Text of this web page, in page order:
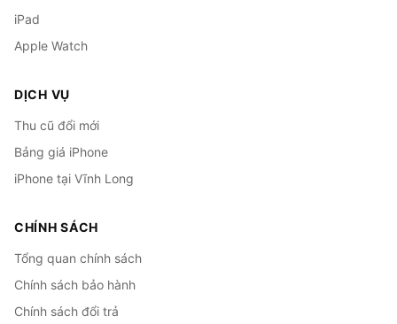
iPad
Apple Watch
DỊCH VỤ
Thu cũ đổi mới
Bảng giá iPhone
iPhone tại Vĩnh Long
CHÍNH SÁCH
Tổng quan chính sách
Chính sách bảo hành
Chính sách đổi trả